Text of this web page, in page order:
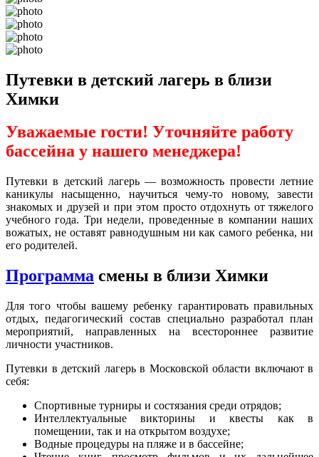
Путевки в детский лагерь в близи
Химки
Уважаемые гости! Уточняйте работу
бассейна у нашего менеджера!
Путевки в детский лагерь — возможность провести летние
каникулы насыщенно, научиться чему-то новому, завести
знакомых и друзей и при этом просто отдохнуть от тяжелого
учебного года. Три недели, проведенные в компании наших
вожатых, не оставят равнодушным ни как самого ребенка, ни
его родителей.
Программа смены в близи Химки
Для того чтобы вашему ребенку гарантировать правильных
отдых, педагогический состав специально разработал план
мероприятий, направленных на всестороннее развитие
личности участников.
Путевки в детский лагерь в Московской области включают в
себя:
Спортивные турниры и состязания среди отрядов;
Интеллектуальные викторины и квесты как в
помещении, так и на открытом воздухе;
Водные процедуры на пляже и в бассейне;